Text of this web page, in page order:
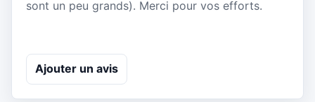
sont un peu grands). Merci pour vos efforts.
Ajouter un avis